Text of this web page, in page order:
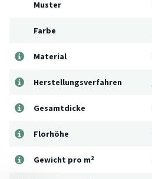
Muster
Farbe
Material
Herstellungsverfahren
Gesamtdicke
Florhöhe
Gewicht pro m²